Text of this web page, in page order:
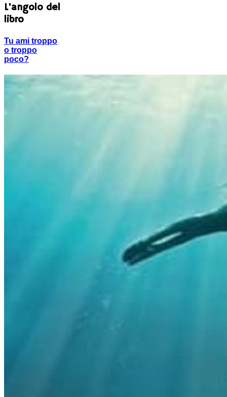
L'angolo del
libro
Tu ami troppo
o troppo
poco?